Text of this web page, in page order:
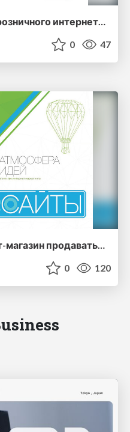
"Создание брендового розничного интернет-магазина Гейзер: история роста объемов розничных продаж на 25%." [ Ярослав Табаков ]
0 47
"Как заставить интернет-магазин продавать? ТОП-5 методов продвижения" [Симон Инджигулян]
0 120